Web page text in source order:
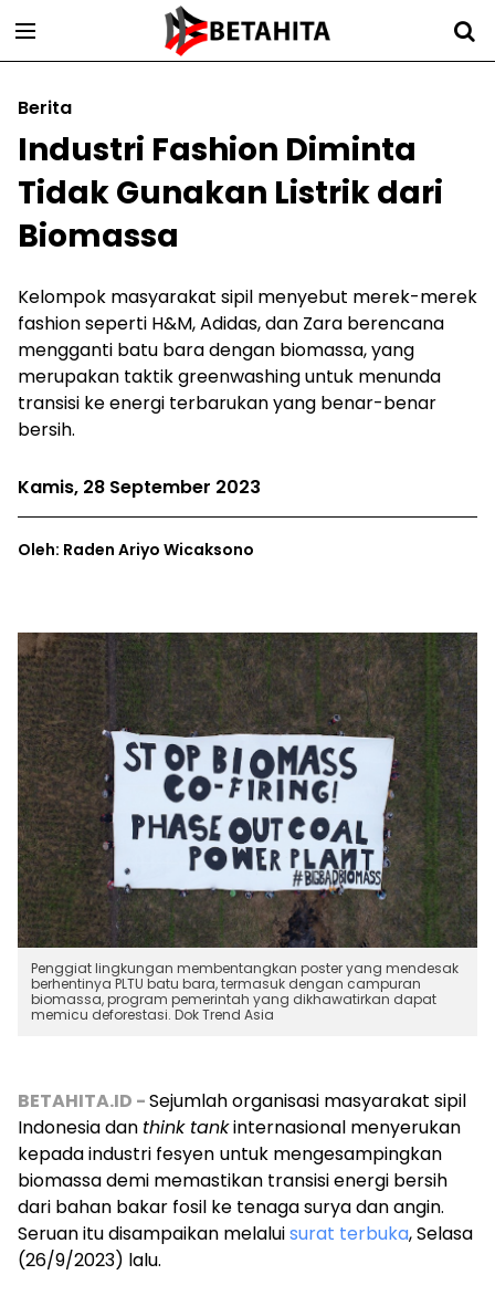
Berita
Industri Fashion Diminta
Tidak Gunakan Listrik dari
Biomassa
Kelompok masyarakat sipil menyebut merek-merek
fashion seperti H&M, Adidas, dan Zara berencana
mengganti batu bara dengan biomassa, yang
merupakan taktik greenwashing untuk menunda
transisi ke energi terbarukan yang benar-benar
bersih.
Kamis, 28 September 2023
Oleh: Raden Ariyo Wicaksono
Penggiat lingkungan membentangkan poster yang mendesak
berhentinya PLTU batu bara, termasuk dengan campuran
biomassa, program pemerintah yang dikhawatirkan dapat
memicu deforestasi. Dok Trend Asia
BETAHITA.ID -Sejumlah organisasi masyarakat sipil
Indonesia dan think tankinternasional menyerukan
kepada industri fesyen untuk mengesampingkan
biomassa demi memastikan transisi energi bersih
dari bahan bakar fosil ke tenaga surya dan angin.
Seruan itu disampaikan melaluisurat terbuka, Selasa
(26/9/2023) lalu.